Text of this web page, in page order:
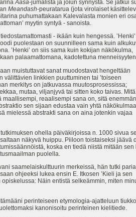
Aasa-jumalista ja joiun synnystä. Se jatkui
Meandash-peuratarua (jota virolaiset
puhumattakaan Kalevalasta monien eri
myytin syntyä - sanoista.
- ikään kuin hengessä.
puolestaan on suunnilleen sama kuin
’Henki’ on siis sama kuin kokijan näkökulma,
palaamattomana, kadotettuna
muistuttavat sanat muodostavat hengeltään
linkkien puuttuminen tai ’toiseen
merkitys on jatkuvassa muutosprosessissa;
mutaa, viljanjyvä tai sitten koko taivas. Mitä
reaalisempi sana on, sitä enemmän
sen sijaan edustaa vain yhtä
mielessä abstrakti sana on aina jotenkin vajaa
ohella päiväkirjoissa n. 1000 sivua
näkyvä huippu. Piiloon toistaiseksi jäävä
koska en tiedä niistä mitään sen
puolella.
saamelaiskulttuurin merkeissä, hän tutki paria
ohjeeksi lukea ensin E. Itkosen ’Kieli ja sen
Näin entistä selkeämmin, miten
perinteiseen etymologia-ajatteluun
kanonisoitu perinteinen kielitiede.